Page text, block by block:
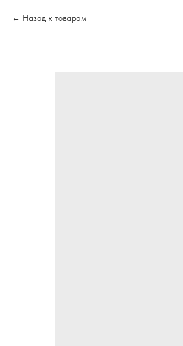
Назад к товарам